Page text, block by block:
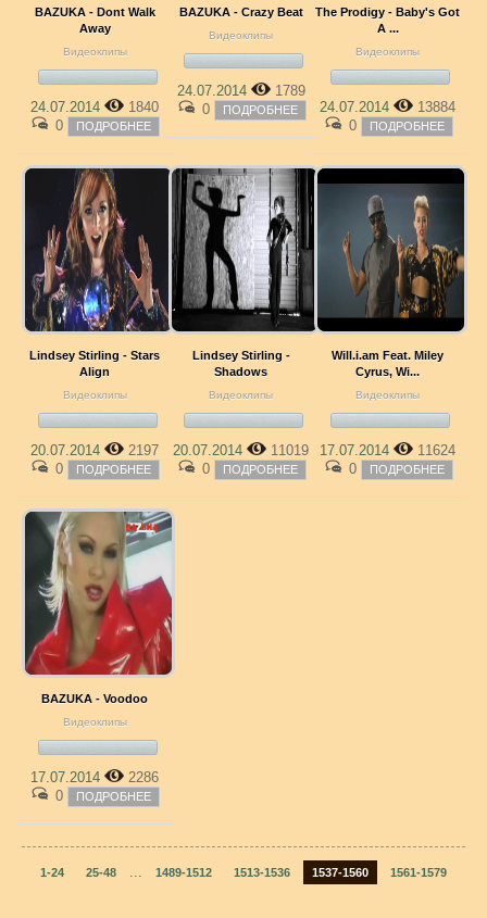
BAZUKA - Dont Walk
Away
Видеоклипы
24.07.2014
1840
0
ПОДРОБНЕЕ
BAZUKA - Crazy Beat
Видеоклипы
24.07.2014
1789
0
ПОДРОБНЕЕ
The Prodigy - Baby's Got
A ...
Видеоклипы
24.07.2014
13884
0
ПОДРОБНЕЕ
Lindsey Stirling - Stars
Align
Видеоклипы
20.07.2014
2197
0
ПОДРОБНЕЕ
Lindsey Stirling -
Shadows
Видеоклипы
20.07.2014
11019
0
ПОДРОБНЕЕ
Will.i.am Feat. Miley
Cyrus, Wi...
Видеоклипы
17.07.2014
11624
0
ПОДРОБНЕЕ
BAZUKA - Voodoo
Видеоклипы
17.07.2014
2286
0
ПОДРОБНЕЕ
1-24 25-48 ... 1489-1512 1513-1536 1537-1560 1561-1579